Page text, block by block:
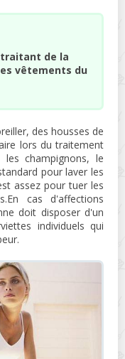
de la
vêtements du
des housses de
lors du traitement
champignons, le
pour laver les
assez pour tuer les
cas d'affections
doit disposer d'un
individuels qui